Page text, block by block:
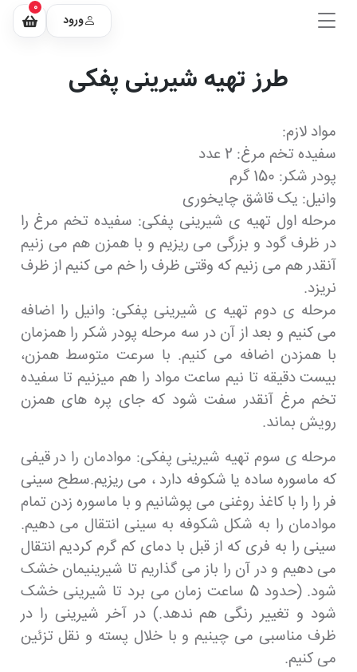
ورود
0
طرز تهیه شیرینی پفکی
مواد لازم:
سفیده تخم مرغ: 2 عدد
پودر شکر: 150 گرم
وانیل: یک قاشق چایخوری
مرحله اول تهیه ی شیرینی پفکی: سفیده تخم مرغ را
در ظرف گود و بزرگی می ریزیم و با همزن هم می زنیم
آنقدر هم می زنیم که وقتی ظرف را خم می کنیم از ظرف
نریزد.
مرحله ی دوم تهیه ی شیرینی پفکی: وانیل را اضافه
می کنیم و بعد از آن در سه مرحله پودر شکر را همزمان
با همزدن اضافه می کنیم. با سرعت متوسط همزن،
بیست دقیقه تا نیم ساعت مواد را هم میزنیم تا سفیده
تخم مرغ آنقدر سفت شود که جای پره های همزن
رویش بماند.
مرحله ی سوم تهیه شیرینی پفکی: موادمان را در قیفی
که ماسوره ساده یا شکوفه دارد ، می ریزیم.سطح سینی
فر را را با کاغذ روغنی می پوشانیم و با ماسوره زدن تمام
موادمان را به شکل شکوفه به سینی انتقال می دهیم.
سینی را به فری که از قبل با دمای کم گرم کردیم انتقال
می دهیم و در آن را باز می گذاریم تا شیرینیمان خشک
شود. (حدود 5 ساعت زمان می برد تا شیرینی خشک
شود و تغییر رنگی هم ندهد.) در آخر شیرینی را در
ظرف مناسبی می چینیم و با خلال پسته و نقل تزئین
می کنیم.